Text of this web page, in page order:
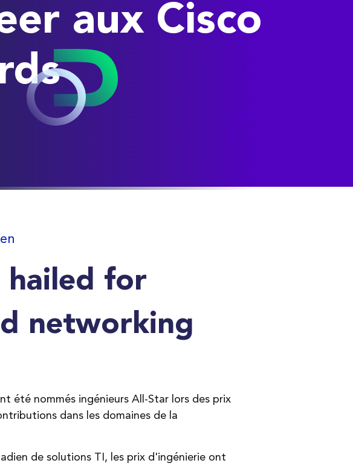
aux Cisco
hailed for
networking
été nommés ingénieurs All-Star lors des prix
dans les domaines de la
de solutions TI, les prix d'ingénierie ont